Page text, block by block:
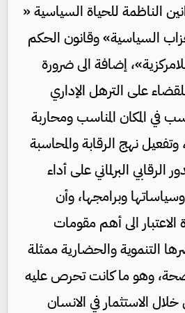
الناظمة للحياة السياسية «
السياسية» وقانون الحكم
إضافة الى ضرورة
للقضاء على الترهل الإداري
المكان المناسب ومحاربة
نهج الرقابة والمحاسبة
الرقابي البرلماني على أداء
وبرامجها، وأن
الى أهم مقومات
التنموية والحضارية ممثلة
وهو ما كانت تحرص عليه
الاستثمار في الانسان